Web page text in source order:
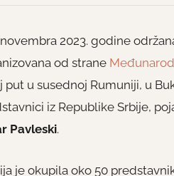
2023. godine
od strane
put u susednoj Rumuniji, u
iz Republike Srbije,
Pavleski.
je okupila oko 50